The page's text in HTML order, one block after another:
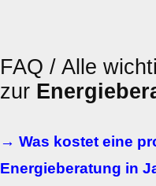
FAQ / Alle
zur
→ Was kostet eine
Energieberatung in